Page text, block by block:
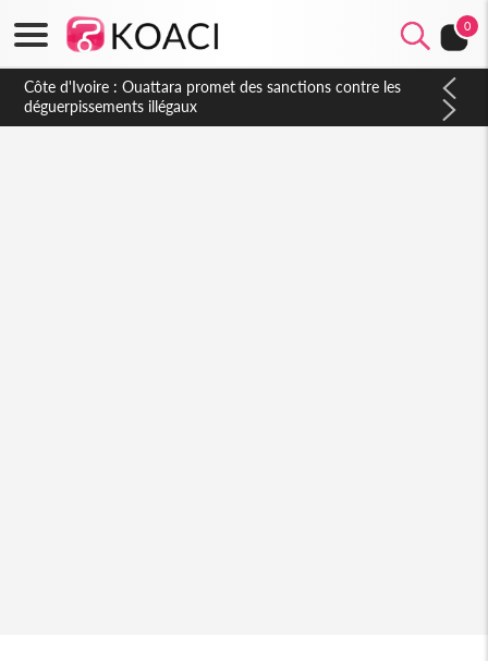
0
Côte d'Ivoire : Ouattara promet des sanctions contre les
déguerpissements illégaux